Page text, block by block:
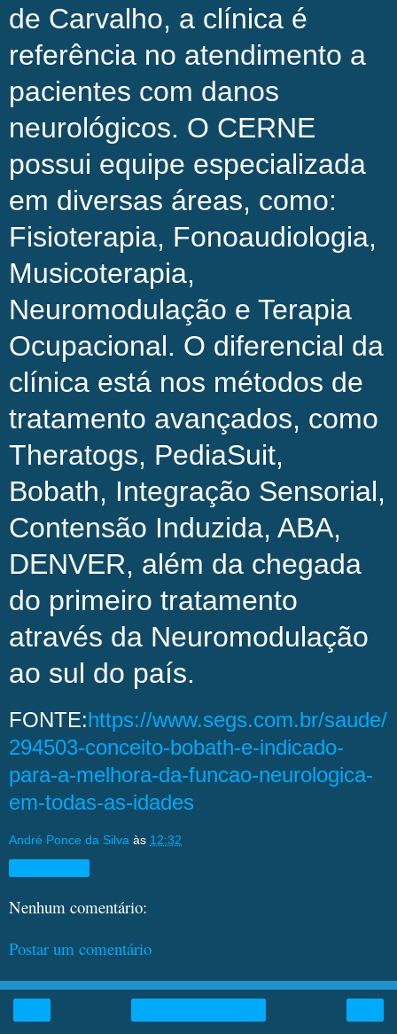
de Carvalho, a clínica é
referência no atendimento a
pacientes com danos
neurológicos. O CERNE
possui equipe especializada
em diversas áreas, como:
Fisioterapia, Fonoaudiologia,
Musicoterapia,
Neuromodulação e Terapia
Ocupacional. O diferencial da
clínica está nos métodos de
tratamento avançados, como
Theratogs, PediaSuit,
Bobath, Integração Sensorial,
Contensão Induzida, ABA,
DENVER, além da chegada
do primeiro tratamento
através da Neuromodulação
ao sul do país.
FONTE:https://www.segs.com.br/saude/
294503-conceito-bobath-e-indicado-
para-a-melhora-da-funcao-neurologica-
em-todas-as-idades
André Ponce da Silva às 12:32
Nenhum comentário:
Postar um comentário